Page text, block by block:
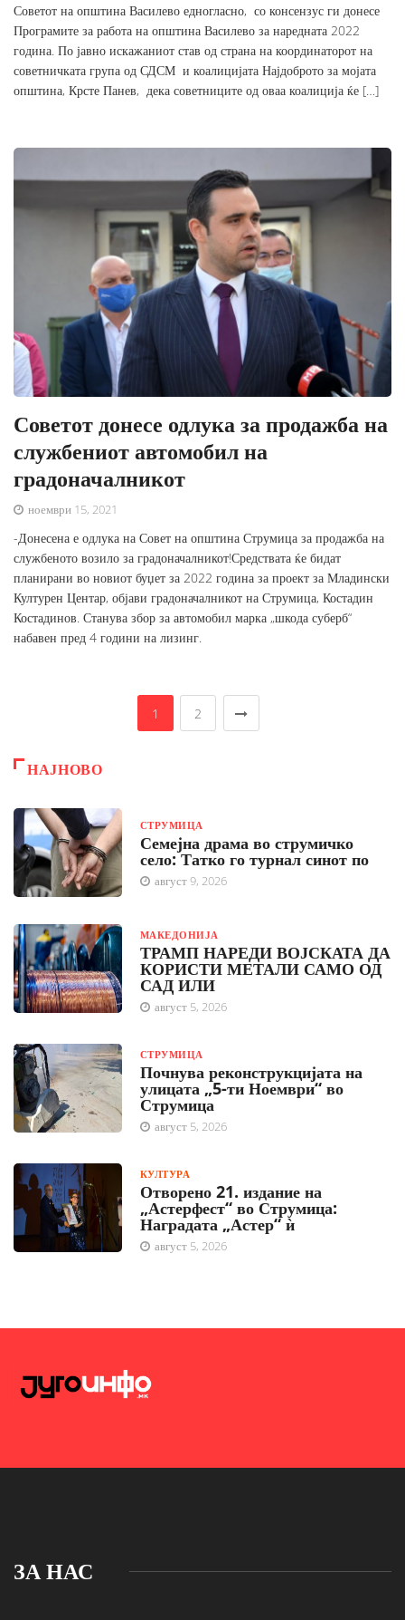
Советот на општина Василево едногласно, со консензус ги донесе
Програмите за работа на општина Василево за наредната 2022
година. По јавно искажаниот став од страна на координаторот на
советничката група од СДСМ и коалицијата Најдоброто за мојата
општина, Крсте Панев, дека советниците од оваа коалиција ќе […]
Советот донесе одлука за продажба на
службениот автомобил на
градоначалникот
ноември 15, 2021
-Донесена е одлука на Совет на општина Струмица за продажба на
службеното возило за градоначалникот!Средствата ќе бидат
планирани во новиот буџет за 2022 година за проект за Младински
Културен Центар, објави градоначалникот на Струмица, Костадин
Костадинов. Станува збор за автомобил марка „шкода суберб“
набавен пред 4 години на лизинг.
1 2
НАЈНОВО
СТРУМИЦА
Семејна драма во струмичко
село: Татко го турнал синот по
август 9, 2026
МАКЕДОНИЈА
ТРАМП НАРЕДИ ВОЈСКАТА ДА
КОРИСТИ МЕТАЛИ САМО ОД
САД ИЛИ
август 5, 2026
СТРУМИЦА
Почнува реконструкцијата на
улицата „5-ти Ноември“ во
Струмица
август 5, 2026
КУЛТУРА
Отворено 21. издание на
„Астерфест“ во Струмица:
Наградата „Астер“ ѝ
август 5, 2026
ЗА НАС